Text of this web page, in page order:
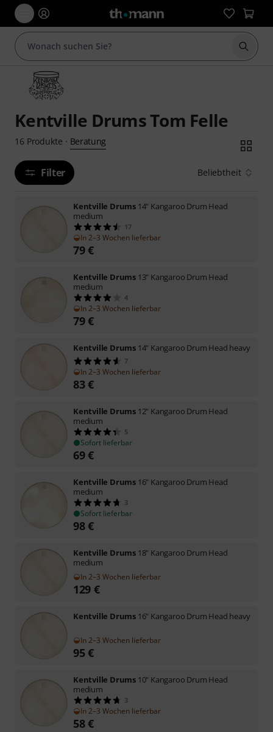
Suche
Kentville Drums Tom Felle
16 Produkte · Beratung
Filter Beliebtheit
Kentville Drums 14" Kangaroo Drum Head
medium
17
In 2–3 Wochen lieferbar
79€
Kentville Drums 13" Kangaroo Drum Head
medium
4
In 2–3 Wochen lieferbar
79€
Kentville Drums 14" Kangaroo Drum Head heavy
7
In 2–3 Wochen lieferbar
83€
Kentville Drums 12" Kangaroo Drum Head
medium
5
Sofort lieferbar
69€
Kentville Drums 16" Kangaroo Drum Head
medium
3
Sofort lieferbar
98€
Kentville Drums 18" Kangaroo Drum Head
medium
In 2–3 Wochen lieferbar
129 €
Kentville Drums 16" Kangaroo Drum Head heavy
In 2–3 Wochen lieferbar
95€
Kentville Drums 10" Kangaroo Drum Head
medium
3
In 2–3 Wochen lieferbar
58€